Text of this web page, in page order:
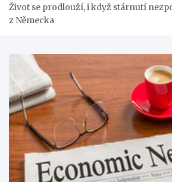
Život se prodlouží, i když stárnutí
z Německa